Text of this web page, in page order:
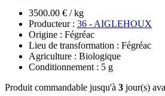
3500.00 € / kg
Producteur : 36 - AIGLEHOUX
Origine : Fégréac
Lieu de transformation : Fégréac
Agriculture : Biologique
Conditionnement : 5 g
Produit commandable jusqu'à 3 jour(s)